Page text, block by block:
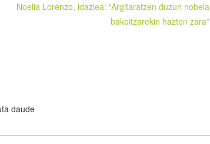
Noelia Lorenzo, idazlea: “Argitaratzen duzun nobela
bakoitzarekin hazten zara”
daude